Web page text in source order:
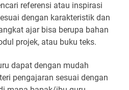
referensi atau inspirasi
dengan karakteristik dan
ajar bisa berupa bahan
projek, atau buku teks.
dapat dengan mudah
pengajaran sesuai dengan